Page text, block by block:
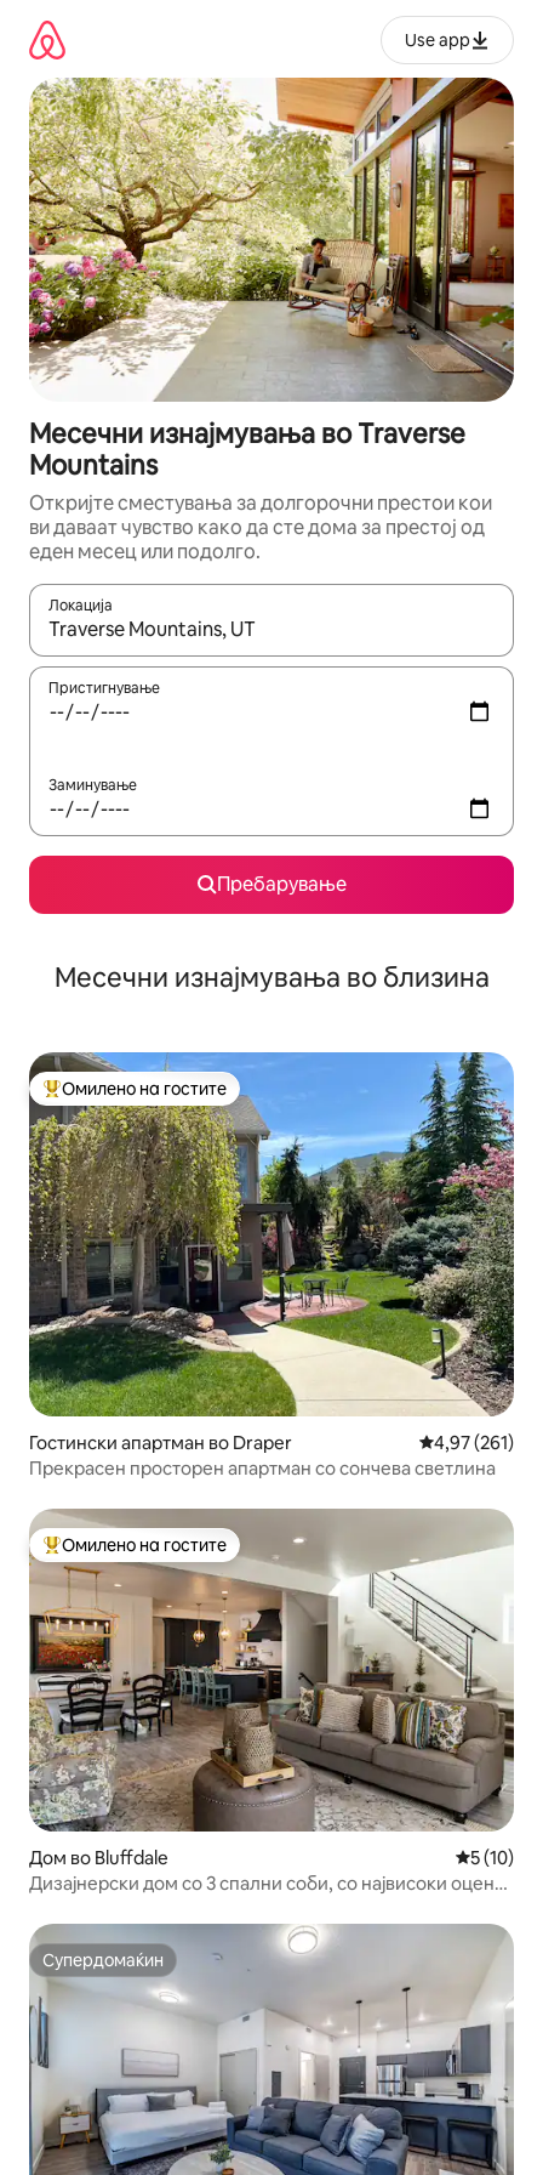
содржина
Use app
Месечни изнајмувања во Traverse
Mountains
Откријте сместувања за долгорочни престои кои
ви даваат чувство како да сте дома за престој од
еден месец или подолго.
Локација
Кога резултатите се достапни, движете се со копчињата
Пристигнување
Заминување
Пребарување
Месечни изнајмувања во близина
Меѓу најуспешните „Омилени на гостите“
Омилено на гостите
Гостински апартман во Draper Просечна
4,97 (261)
Прекрасен просторен апартман со сончева светлина
Меѓу најуспешните „Омилени на гостите“
Омилено на гостите
Дом во Bluffdale Просечна
5 (10)
Дизајнерски дом со 3 спални соби, со највисоки оцени
Супердомаќин
Супердомаќин